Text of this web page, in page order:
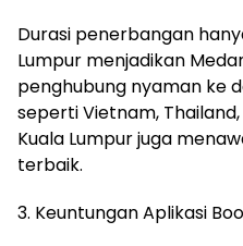
Durasi penerbangan
Lumpur menjadikan
penghubung nyaman ke
seperti Vietnam,
Kuala Lumpur juga
terbaik.
3. Keuntungan Aplikasi